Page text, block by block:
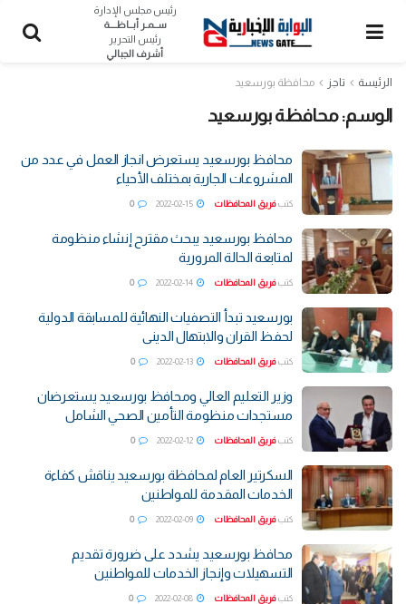
رئيس مجلس الإدارة
ســمـر أبــاظــــة
رئيس التحرير
أشرف الجبالي
الرئيسة تاجز محافظة بورسعيد
الوسم:محافظة بورسعيد
محافظ بورسعيد يستعرض انجاز العمل في عدد من
المشروعات الجارية بمختلف الأحياء
كتب فريق المحافظات 0
محافظ بورسعيد يبحث مقترح إنشاء منظومة
لمتابعة الحالة المرورية
كتب فريق المحافظات 0
بورسعيد تبدأ التصفيات النهائية للمسابقة الدولية
لحفظ القران والابتهال الدينى
كتب فريق المحافظات 0
وزير التعليم العالي ومحافظ بورسعيد يستعرضان
مستجدات منظومة التأمين الصحي الشامل
كتب فريق المحافظات 0
السكرتير العام لمحافظة بورسعيد يناقش كفاءة
الخدمات المقدمة للمواطنين
كتب فريق المحافظات 0
محافظ بورسعيد يشدد على ضرورة تقديم
التسهيلات وإنجاز الخدمات للمواطنين
كتب فريق المحافظات 0